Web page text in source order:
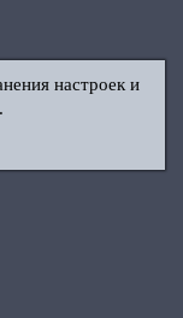
настроек и